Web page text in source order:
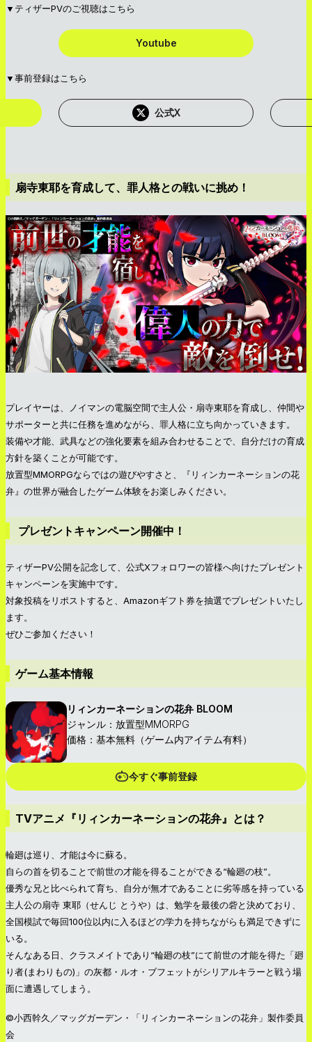
▼ティザーPVのご視聴はこちら
Youtube
▼事前登録はこちら
公式X
扇寺東耶を育成して、罪人格との戦いに挑め！
プレイヤーは、ノイマンの電脳空間で主人公・扇寺東耶を育成し、仲間や
サポーターと共に任務を進めながら、罪人格に立ち向かっていきます。
装備や才能、武具などの強化要素を組み合わせることで、自分だけの育成
方針を築くことが可能です。
放置型MMORPGならではの遊びやすさと、『リィンカーネーションの花
弁』の世界が融合したゲーム体験をお楽しみください。
プレゼントキャンペーン開催中！
ティザーPV公開を記念して、公式Xフォロワーの皆様へ向けたプレゼント
キャンペーンを実施中です。
対象投稿をリポストすると、Amazonギフト券を抽選でプレゼントいたし
ます。
ぜひご参加ください！
ゲーム基本情報
リィンカーネーションの花弁 BLOOM
ジャンル：放置型MMORPG
価格：基本無料（ゲーム内アイテム有料）
今すぐ事前登録
TVアニメ『リィンカーネーションの花弁』とは？
輪廻は巡り、才能は今に蘇る。
自らの首を切ることで前世の才能を得ることができる“輪廻の枝”。
優秀な兄と比べられて育ち、自分が無才であることに劣等感を持っている
主人公の扇寺 東耶（せんじ とうや）は、勉学を最後の砦と決めており、
全国模試で毎回100位以内に入るほどの学力を持ちながらも満足できずに
いる。
そんなある日、クラスメイトであり“輪廻の枝”にて前世の才能を得た「廻
り者(まわりもの)」の灰都・ルオ・ブフェットがシリアルキラーと戦う場
面に遭遇してしまう。
©小西幹久／マッグガーデン・「リィンカーネーションの花弁」製作委員
会